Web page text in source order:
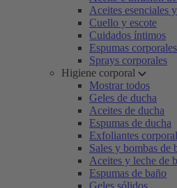
Aceites esenciales
Cuello y escote
Cuidados íntimos
Espumas corporales
Sprays corporales
Higiene corporal
Mostrar todos
Geles de ducha
Aceites de ducha
Espumas de ducha
Exfoliantes
Sales y bombas de
Aceites y leche de
Espumas de baño
Geles sólidos